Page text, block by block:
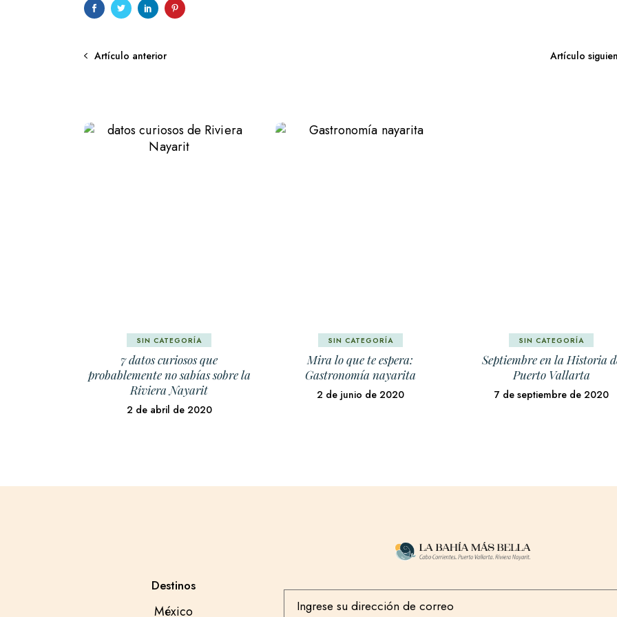
Artículo anterior Artículo
SIN CATEGORÍA
7 datos curiosos que
probablemente no sabías sobre la
Riviera Nayarit
2 de abril de 2020
SIN CATEGORÍA
Mira lo que te espera:
Gastronomía nayarita
2 de junio de 2020
SIN CATEGORÍA
Septiembre en la Historia
Puerto Vallarta
7 de septiembre de 2020
Destinos
México